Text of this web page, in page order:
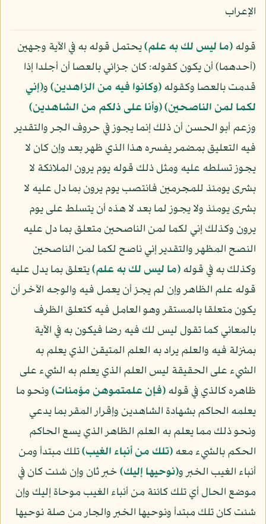
الإعراب
قوله﴿ما ليس لك به علم﴾يحتمل قوله به في الآية وجهين
(أحدهما) أن يكون كقوله: كان جزائي بالعصا أن أجلدا إذا
قدمت بالعصا وكقوله﴿وكانوا فيه من الزاهدين﴾و﴿إني
لكما لمن الناصحين﴾﴿وأنا على ذلكم من الشاهدين﴾
وزعم أبو الحسن أن ذلك إنما يجوز في حروف الجر والتقدير
فيه التعليق بمضمر يفسره هذا الذي ظهر بعد وإن كان لا
يجوز تسلطه عليه ومثل ذلك قوله يوم يرون الملائكة لا
بشرى يومئذ للمجرمين فانتصب يوم يرون بما دل عليه لا
بشرى يومئذ ولا يجوز لما بعد لا هذه أن يتسلط على يوم
يرون وكذلك إني لكما لمن الناصحين متعلق بما دل عليه
النصح المظهر والتقدير إني ناصح لكما لمن الناصحين
وكذلك به في قوله﴿ما ليس لك به علم﴾يتعلق بما يدل عليه
قوله علم الظاهر وإن لم يجز أن يعمل فيه والوجه الآخر أن
يكون متعلقا بالمستقر وهو العامل فيه كتعلق الظرف
بالمعاني كما تقول ليس لك فيه رضا فيكون به في الآية
بمنزلة فيه والعلم يراد به العلم المتيقن الذي يعلم به
الشيء على الحقيقة ليس العلم الذي يعلم به الشيء على
ظاهره كالذي في قوله﴿فإن علمتموهن مؤمنات﴾ونحو ما
يعلمه الحاكم بشهادة الشاهدين وإقرار المقر بما يدعي
ونحو ذلك مما يعلم به العلم الظاهر الذي يسع الحاكم
الحكم بالشيء معه﴿تلك من أنباء الغيب﴾تلك مبتدأ ومن
أنباء الغيب الخبر و﴿نوحيها إليك﴾خبر ثان وإن شئت كان في
موضع الحال أي تلك كائنة من أنباء الغيب موحاة إليك وإن
شئت كان تلك مبتدأ ونوحيها الخبر والجار من صلة نوحيها